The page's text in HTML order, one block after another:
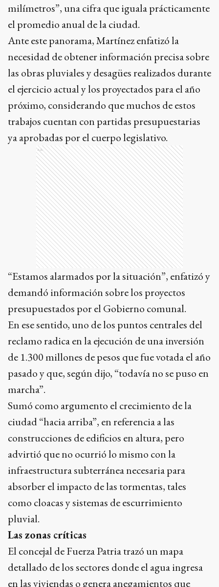
milímetros”, una cifra que iguala prácticamente
el promedio anual de la ciudad.
Ante este panorama, Martínez enfatizó la
necesidad de obtener información precisa sobre
las obras pluviales y desagües realizados durante
el ejercicio actual y los proyectados para el año
próximo, considerando que muchos de estos
trabajos cuentan con partidas presupuestarias
ya aprobadas por el cuerpo legislativo.
Ads
“Estamos alarmados por la situación”, enfatizó y
demandó información sobre los proyectos
presupuestados por el Gobierno comunal.
En ese sentido, uno de los puntos centrales del
reclamo radica en la ejecución de una inversión
de 1.300 millones de pesos que fue votada el año
pasado y que, según dijo, “todavía no se puso en
marcha”.
Sumó como argumento el crecimiento de la
ciudad “hacia arriba”, en referencia a las
construcciones de edificios en altura, pero
advirtió que no ocurrió lo mismo con la
infraestructura subterránea necesaria para
absorber el impacto de las tormentas, tales
como cloacas y sistemas de escurrimiento
pluvial.
Las zonas críticas
El concejal de Fuerza Patria trazó un mapa
detallado de los sectores donde el agua ingresa
en las viviendas o genera anegamientos que